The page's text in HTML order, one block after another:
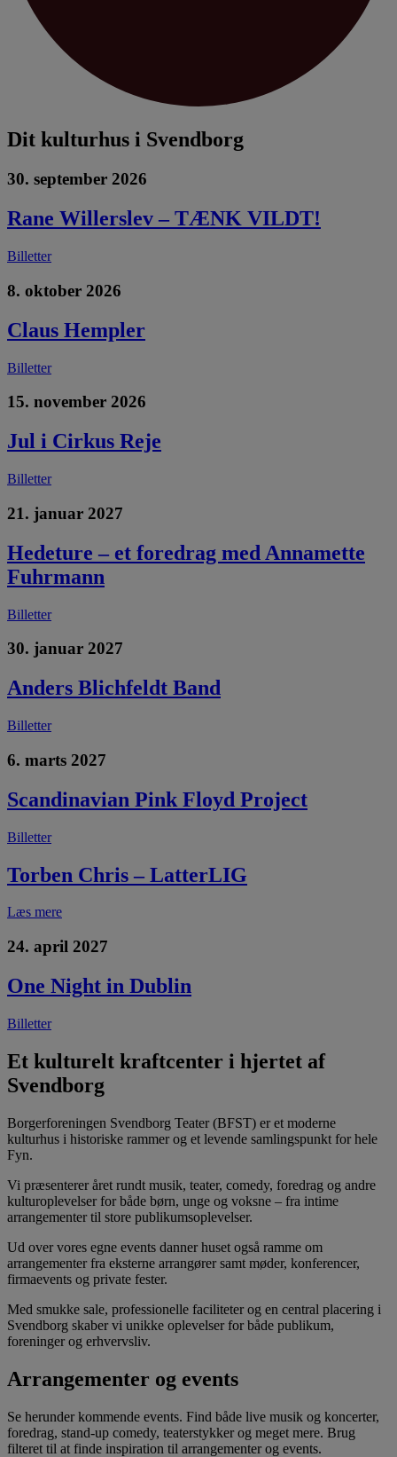
Dit kulturhus i Svendborg
30. september 2026
Rane Willerslev – TÆNK VILDT!
Billetter
8. oktober 2026
Claus Hempler
Billetter
15. november 2026
Jul i Cirkus Reje
Billetter
21. januar 2027
Hedeture – et foredrag med Annamette
Fuhrmann
Billetter
30. januar 2027
Anders Blichfeldt Band
Billetter
6. marts 2027
Scandinavian Pink Floyd Project
Billetter
Torben Chris – LatterLIG
Læs mere
24. april 2027
One Night in Dublin
Billetter
Et kulturelt kraftcenter i hjertet af
Svendborg
Borgerforeningen Svendborg Teater (BFST) er et moderne
kulturhus i historiske rammer og et levende samlingspunkt for hele
Fyn.
Vi præsenterer året rundt musik, teater, comedy, foredrag og andre
kulturoplevelser for både børn, unge og voksne – fra intime
arrangementer til store publikumsoplevelser.
Ud over vores egne events danner huset også ramme om
arrangementer fra eksterne arrangører samt møder, konferencer,
firmaevents og private fester.
Med smukke sale, professionelle faciliteter og en central placering i
Svendborg skaber vi unikke oplevelser for både publikum,
foreninger og erhvervsliv.
Arrangementer og events
Se herunder kommende events. Find både live musik og koncerter,
foredrag, stand-up comedy, teaterstykker og meget mere. Brug
filteret til at finde inspiration til arrangementer og events.